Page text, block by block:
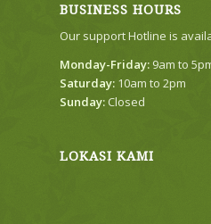
BUSINESS HOURS
Our support Hotline is
Monday-Friday: 9am to
Saturday: 10am to 2pm
Sunday: Closed
LOKASI KAMI